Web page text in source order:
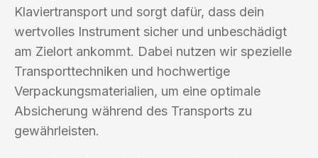
Klaviertransport und sorgt dafür, dass dein
wertvolles Instrument sicher und unbeschädigt
am Zielort ankommt. Dabei nutzen wir spezielle
Transporttechniken und hochwertige
Verpackungsmaterialien, um eine optimale
Absicherung während des Transports zu
gewährleisten.